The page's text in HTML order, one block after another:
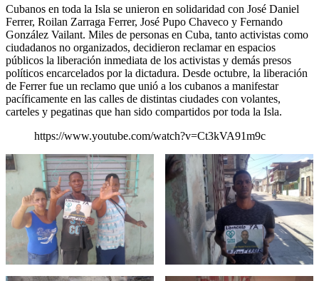
Cubanos en toda la Isla se unieron en solidaridad con José Daniel
Ferrer, Roilan Zarraga Ferrer, José Pupo Chaveco y Fernando
González Vailant. Miles de personas en Cuba, tanto activistas como
ciudadanos no organizados, decidieron reclamar en espacios
públicos la liberación inmediata de los activistas y demás presos
políticos encarcelados por la dictadura. Desde octubre, la liberación
de Ferrer fue un reclamo que unió a los cubanos a manifestar
pacíficamente en las calles de distintas ciudades con volantes,
carteles y pegatinas que han sido compartidos por toda la Isla.
https://www.youtube.com/watch?v=Ct3kVA91m9c